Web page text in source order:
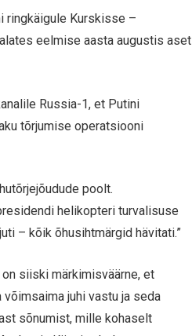
ringkäigule Kurskisse –
eelmise aasta augustis aset
Russia-1, et Putini
tõrjumise operatsiooni
poolt.
helikopteri turvalisuse
– kõik õhusihtmärgid hävitati.”
siiski märkimisväärne, et
juhi vastu ja seda
sõnumist, mille kohaselt